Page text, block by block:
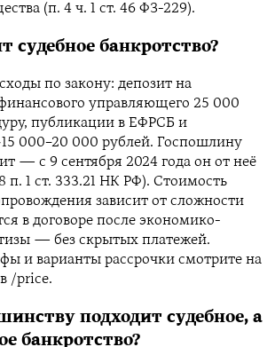
(п. 4 ч. 1 ст. 46 ФЗ-229).
судебное банкротство?
по закону: депозит на
управляющего 25 000
публикации в ЕФРСБ и
000–20 000 рублей. Госпошлину
— с 9 сентября 2024 года он от неё
п. 1 ст. 333.21 НК РФ). Стоимость
зависит от сложности
в договоре после экономико-
— без скрытых платежей.
и варианты рассрочки смотрите на
/price.
подходит судебное, а
банкротство?